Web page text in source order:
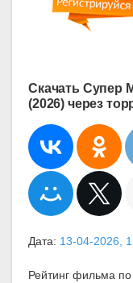
Скачать Супер
(2026) через
Дата: 13-04-2026,
Рейтинг фильма